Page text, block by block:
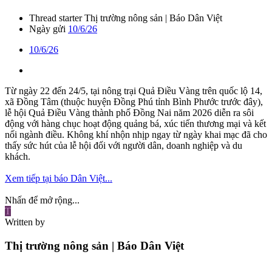
Thread starter Thị trường nông sản | Báo Dân Việt
Ngày gửi 10/6/26
10/6/26
Từ ngày 22 đến 24/5, tại nông trại Quả Điều Vàng trên quốc lộ 14,
xã Đồng Tâm (thuộc huyện Đồng Phú tỉnh Bình Phước trước đây),
lễ hội Quả Điều Vàng thành phố Đồng Nai năm 2026 diễn ra sôi
động với hàng chục hoạt động quảng bá, xúc tiến thương mại và kết
nối ngành điều. Không khí nhộn nhịp ngay từ ngày khai mạc đã cho
thấy sức hút của lễ hội đối với người dân, doanh nghiệp và du
khách.
Xem tiếp tại báo Dân Việt...
Nhấn để mở rộng...
T
Written by
Thị trường nông sản | Báo Dân Việt